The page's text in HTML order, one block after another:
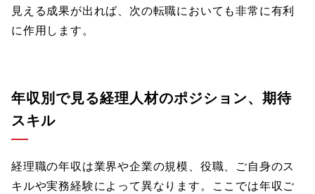
見える成果が出れば、次の転職においても非常に有利
に作用します。
年収別で見る経理人材のポジション、期待
スキル
経理職の年収は業界や企業の規模、役職、ご自身のス
キルや実務経験によって異なります。ここでは年収ご